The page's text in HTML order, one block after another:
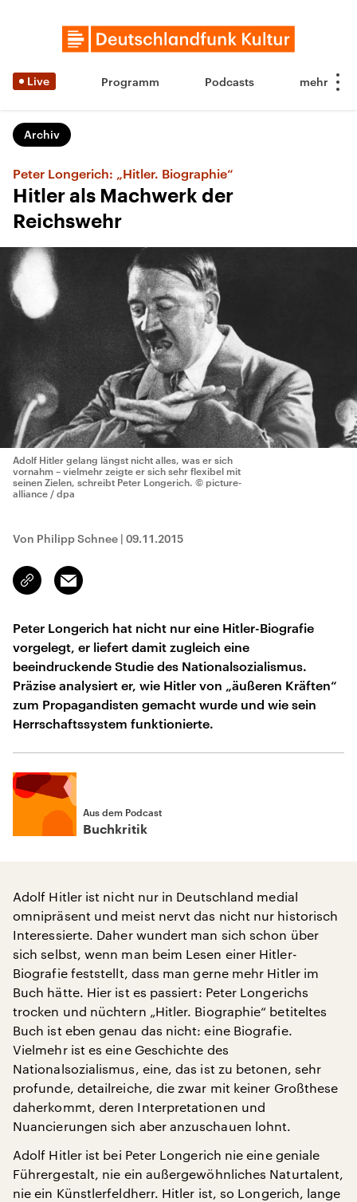
Live Programm Podcasts
Archiv
Peter Longerich: „Hitler. Biographie“
Hitler als Machwerk der
Reichswehr
Adolf Hitler gelang längst nicht alles, was er sich
vornahm – vielmehr zeigte er sich sehr flexibel mit
seinen Zielen, schreibt Peter Longerich. © picture-
alliance / dpa
Von Philipp Schnee | 09.11.2015
Link
kopieren/teilen
Email
Peter Longerich hat nicht nur eine Hitler-Biografie
vorgelegt, er liefert damit zugleich eine
beeindruckende Studie des Nationalsozialismus.
Präzise analysiert er, wie Hitler von „äußeren Kräften“
zum Propagandisten gemacht wurde und wie sein
Herrschaftssystem funktionierte.
Aus dem Podcast
Buchkritik
Adolf Hitler ist nicht nur in Deutschland medial
omnipräsent und meist nervt das nicht nur historisch
Interessierte. Daher wundert man sich schon über
sich selbst, wenn man beim Lesen einer Hitler-
Biografie feststellt, dass man gerne mehr Hitler im
Buch hätte. Hier ist es passiert: Peter Longerichs
trocken und nüchtern „Hitler. Biographie“ betiteltes
Buch ist eben genau das nicht: eine Biografie.
Vielmehr ist es eine Geschichte des
Nationalsozialismus, eine, das ist zu betonen, sehr
profunde, detailreiche, die zwar mit keiner Großthese
daherkommt, deren Interpretationen und
Nuancierungen sich aber anzuschauen lohnt.
Adolf Hitler ist bei Peter Longerich nie eine geniale
Führergestalt, nie ein außergewöhnliches Naturtalent,
nie ein Künstlerfeldherr. Hitler ist, so Longerich, lange